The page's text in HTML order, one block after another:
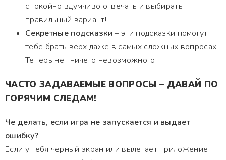
спокойно вдумчиво отвечать и выбирать
правильный вариант!
Секретные подсказки – эти подсказки помогут
тебе брать верх даже в самых сложных вопросах!
Теперь нет ничего невозможного!
ЧАСТО ЗАДАВАЕМЫЕ ВОПРОСЫ – ДАВАЙ ПО
ГОРЯЧИМ СЛЕДАМ!
Че делать, если игра не запускается и выдает
ошибку?
Если у тебя черный экран или вылетает приложение